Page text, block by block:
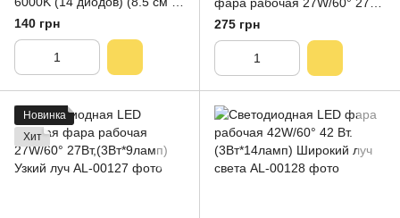
8.5 см х 1,5 см) Mini
140 грн
(3Вт*9ламп) Широкий луч
275 грн
Новинка
Хит